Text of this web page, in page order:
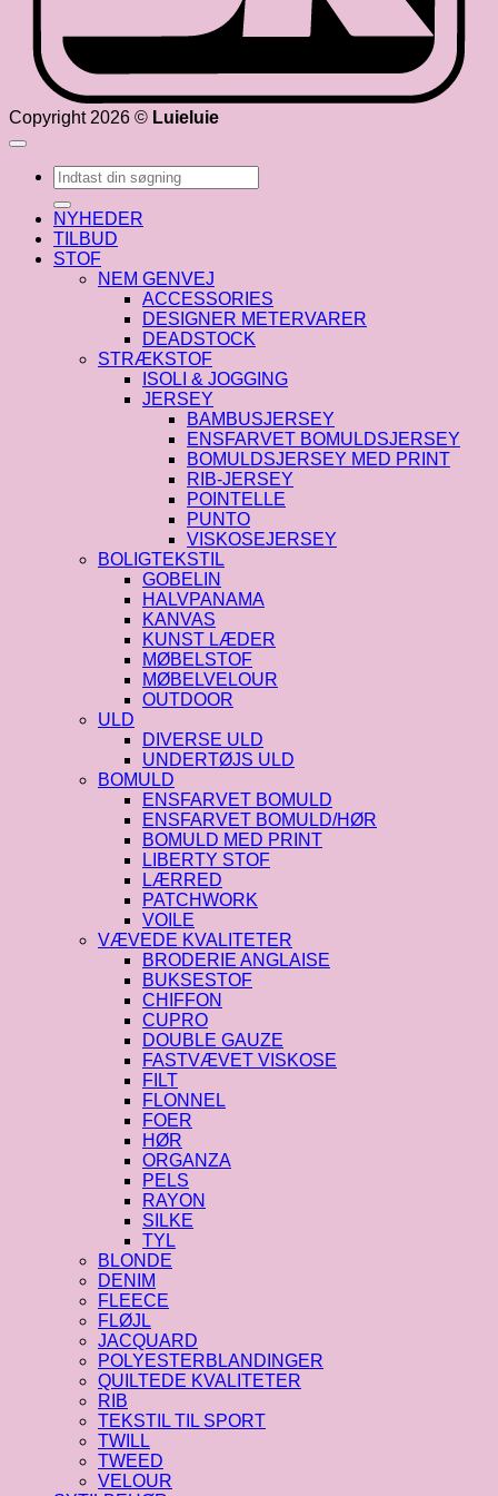
Copyright 2026 © Luieluie
Søg
efter:
NYHEDER
TILBUD
STOF
NEM GENVEJ
ACCESSORIES
DESIGNER METERVARER
DEADSTOCK
STRÆKSTOF
ISOLI & JOGGING
JERSEY
BAMBUSJERSEY
ENSFARVET BOMULDSJERSEY
BOMULDSJERSEY MED PRINT
RIB-JERSEY
POINTELLE
PUNTO
VISKOSEJERSEY
BOLIGTEKSTIL
GOBELIN
HALVPANAMA
KANVAS
KUNST LÆDER
MØBELSTOF
MØBELVELOUR
OUTDOOR
ULD
DIVERSE ULD
UNDERTØJS ULD
BOMULD
ENSFARVET BOMULD
ENSFARVET BOMULD/HØR
BOMULD MED PRINT
LIBERTY STOF
LÆRRED
PATCHWORK
VOILE
VÆVEDE KVALITETER
BRODERIE ANGLAISE
BUKSESTOF
CHIFFON
CUPRO
DOUBLE GAUZE
FASTVÆVET VISKOSE
FILT
FLONNEL
FOER
HØR
ORGANZA
PELS
RAYON
SILKE
TYL
BLONDE
DENIM
FLEECE
FLØJL
JACQUARD
POLYESTERBLANDINGER
QUILTEDE KVALITETER
RIB
TEKSTIL TIL SPORT
TWILL
TWEED
VELOUR